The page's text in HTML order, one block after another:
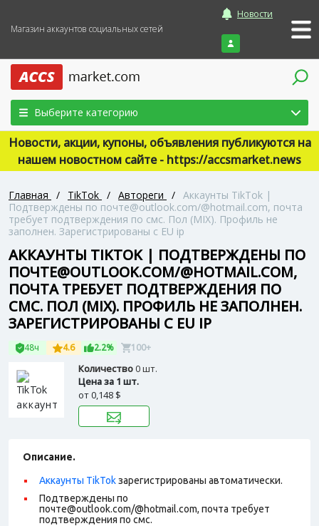
Магазин аккаунтов социальных сетей
Новости
Войти
Выберите категорию
Новости, акции, купоны, объявления публикуются на
нашем новостном сайте - https://accsmarket.news
Главная / TikTok / Автореги / Аккаунты TikTok |
Подтверждены по почте@outlook.com/@hotmail.com, почта
требует подтверждения по смс. Пол (MIX). Профиль не
заполнен. Зарегистрированы с EU ip
АККАУНТЫ TIKTOK | ПОДТВЕРЖДЕНЫ ПО
ПОЧТЕ@OUTLOOK.COM/@HOTMAIL.COM,
ПОЧТА ТРЕБУЕТ ПОДТВЕРЖДЕНИЯ ПО
СМС. ПОЛ (MIX). ПРОФИЛЬ НЕ ЗАПОЛНЕН.
ЗАРЕГИСТРИРОВАНЫ С EU IP
48ч 4.6 2.2% 100+
Количество0 шт.
Цена за 1 шт.
от0,148 $
Описание.
Аккаунты TikTokзарегистрированы автоматически.
Подтверждены по
почте@outlook.com/@hotmail.com, почта требует
подтверждения по смс.